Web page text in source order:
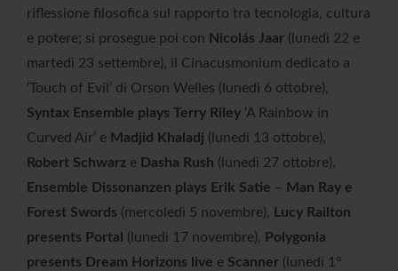
riflessione filosofica sul rapporto tra tecnologia, cultura
e potere; si prosegue poi con Nicolás Jaar (lunedì 22 e
martedì 23 settembre), il Cinacusmonium dedicato a
‘Touch of Evil’ di Orson Welles (lunedì 6 ottobre),
Syntax Ensemble plays Terry Riley ‘A Rainbow in
Curved Air’ e Madjid Khaladj (lunedì 13 ottobre),
Robert Schwarz e Dasha Rush (lunedì 27 ottobre),
Ensemble Dissonanzen plays Erik Satie – Man Ray e
Forest Swords (mercoledì 5 novembre),
Lucy Railton
presents Portal
(lunedì 17 novembre),
Polygonia
presents Dream Horizons live e Scanner (lunedì 1°